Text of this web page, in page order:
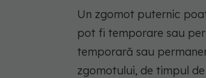
Un zgomot puternic
pot fi temporare sau
temporară sau
zgomotului, de timpul